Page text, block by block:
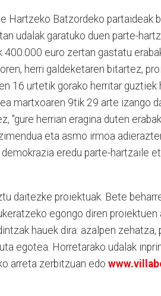
Hartzeko Batzordeko partaideak
udalak garatuko duen parte-
euro zertan gastatu
herri galdeketaren bitartez,
16 urtetik gorako herritar guztiek
martxoaren 9tik 29 arte izango
"gure herrian eragina duten
eta asmo irmoa
eredu parte-hartzaile
daitezke proiektuak. Bete
egongo diren proiektuen
hauek dira: azalpen zehatza,
egotea. Horretarako udalak
arreta zerbitzuan edo